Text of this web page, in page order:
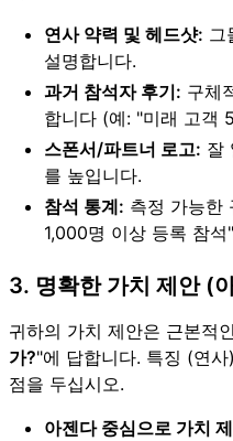
연사 약력 및 헤드샷: 그
설명합니다.
과거 참석자 후기: 구체
합니다 (예: "미래 고객
스폰서/파트너 로고: 잘
를 높입니다.
참석 통계: 측정 가능한
1,000명 이상 등록 참석
3. 명확한 가치 제안 (
귀하의 가치 제안은 근본적
가?"에 답합니다. 특징 (연
점을 두십시오.
아젠다 중심으로 가치